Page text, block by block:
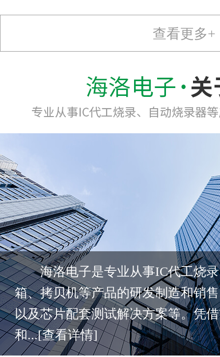
查看更多+
海洛电子是专业从事IC代工烧录
箱、拷贝机等产品的研发制造和销
以及芯片配套测试解决方案等。凭
和...[查看详情]